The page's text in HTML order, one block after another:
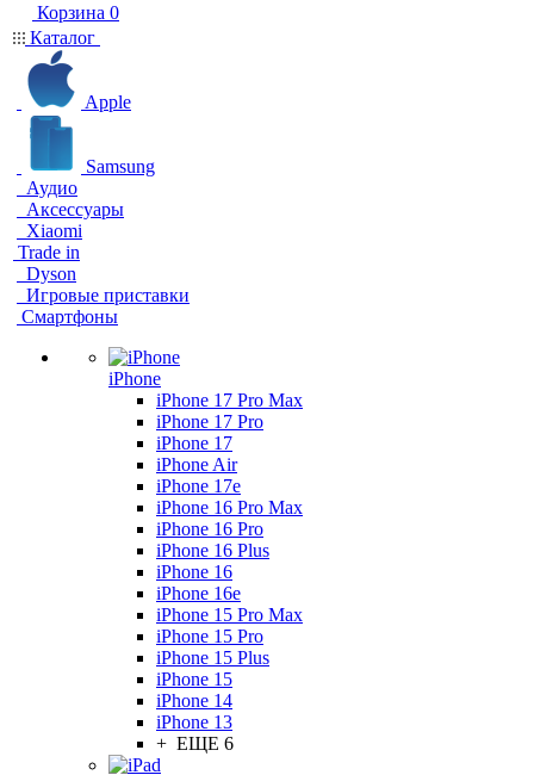
Корзина 0
Каталог
Apple
Samsung
Аудио
Аксессуары
Xiaomi
Trade in
Dyson
Игровые приставки
Смартфоны
iPhone
iPhone 17 Pro Max
iPhone 17 Pro
iPhone 17
iPhone Air
iPhone 17e
iPhone 16 Pro Max
iPhone 16 Pro
iPhone 16 Plus
iPhone 16
iPhone 16e
iPhone 15 Pro Max
iPhone 15 Pro
iPhone 15 Plus
iPhone 15
iPhone 14
iPhone 13
+ ЕЩЕ 6